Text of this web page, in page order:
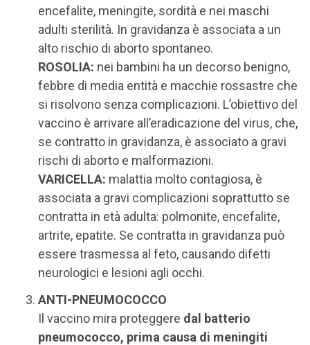
encefalite, meningite, sordità e nei maschi
adulti sterilità. In gravidanza è associata a un
alto rischio di aborto spontaneo.
ROSOLIA: nei bambini ha un decorso benigno,
febbre di media entità e macchie rossastre che
si risolvono senza complicazioni. L’obiettivo del
vaccino è arrivare all’eradicazione del virus, che,
se contratto in gravidanza, è associato a gravi
rischi di aborto e malformazioni.
VARICELLA: malattia molto contagiosa, è
associata a gravi complicazioni soprattutto se
contratta in età adulta: polmonite, encefalite,
artrite, epatite. Se contratta in gravidanza può
essere trasmessa al feto, causando difetti
neurologici e lesioni agli occhi.
ANTI-PNEUMOCOCCO
Il vaccino mira proteggere dal batterio
pneumococco, prima causa di meningiti